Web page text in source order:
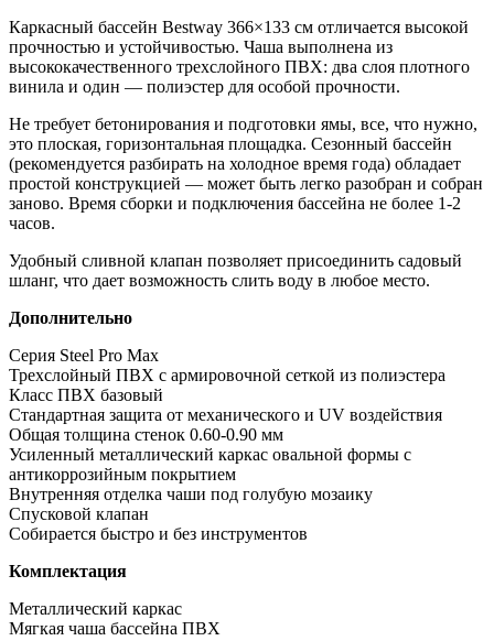
Каркасный бассейн Bestway 366×133 см отличается высокой
прочностью и устойчивостью. Чаша выполнена из
высококачественного трехслойного ПВХ: два слоя плотного
винила и один — полиэстер для особой прочности.
Не требует бетонирования и подготовки ямы, все, что нужно,
это плоская, горизонтальная площадка. Сезонный бассейн
(рекомендуется разбирать на холодное время года) обладает
простой конструкцией — может быть легко разобран и собран
заново. Время сборки и подключения бассейна не более 1-2
часов.
Удобный сливной клапан позволяет присоединить садовый
шланг, что дает возможность слить воду в любое место.
Дополнительно
Серия Steel Pro Max
Трехслойный ПВХ с армировочной сеткой из полиэстера
Класс ПВХ базовый
Стандартная защита от механического и UV воздействия
Общая толщина стенок 0.60-0.90 мм
Усиленный металлический каркас овальной формы с
антикоррозийным покрытием
Внутренняя отделка чаши под голубую мозаику
Спусковой клапан
Собирается быстро и без инструментов
Комплектация
Металлический каркас
Мягкая чаша бассейна ПВХ